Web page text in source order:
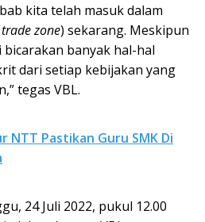
kita telah masuk dalam
zone) sekarang. Meskipun
banyak hal-hal
dari setiap kebijakan yang
tegas VBL.
NTT Pastikan Guru SMK Di
24 Juli 2022, pukul 12.00